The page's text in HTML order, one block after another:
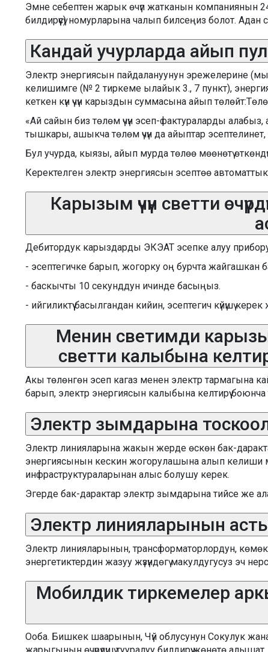
Эмне себептен жарык өчүп жатканын компаниянын
билдирүүсү) номурларына чалып билсеңиз болот.
Кандай учурларда айып
Электр энергиясын пайдалануунун эрежелерине
келишимге (№ 2 тиркеме ылайык 3., 7 пункт),
кеткен күн үчүн карыздын суммасына айып
«Ай сайын биз төлөм үчүн эсеп-фактураларды
тышкары, ашыкча төлөм үчүн да айыптар эсептелинет,
Бул учурда, кыязы, айып мурда төлөө мөөнөтү өткөндүгү
Керектелген электр энергиясын эсептөө автоматтык
Карызым үчүн светти
Дебитордук карыздарды ЭКЭАТ эсепке алуу
- эсептегичке барып, жогорку оң бурчта жайгашкан
- баскычты 10 секунддун ичинде басыңыз.
- ийгиликтүү басылгандан кийин, эсептегич күйүшү
Менин светимди
светти калыбына
Акы төлөнгөн эсеп кагаз менен электр тармагына
барып, электр энергиясын калыбына келтирүү боюнча
Электр зымдарына
Электр линияларына жакын жерде өскөн бак-
энергиясынын кескин жогорулашына алып келиши
инфраструктураларынан алыс болушу керек.
Эгерде бак-дарактар электр зымдарына тийсе же
Электр линияларынын
Электр линияларынын, трансформаторлордун,
энергетиктердин жазуу жүзүндөгү макулдугусуз эч
Мобилдик тиркемелер
Ооба. Бишкек шаарынын, Чүй облусунун Сокулук жана